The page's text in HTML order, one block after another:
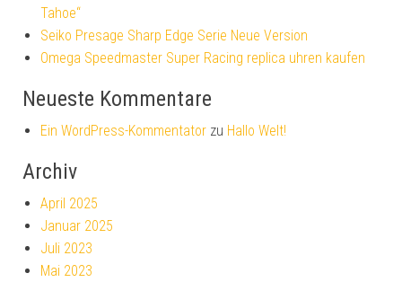
Tahoe“
Seiko Presage Sharp Edge Serie Neue Version
Omega Speedmaster Super Racing replica uhren kaufen
Neueste Kommentare
Ein WordPress-Kommentator zu Hallo Welt!
Archiv
April 2025
Januar 2025
Juli 2023
Mai 2023